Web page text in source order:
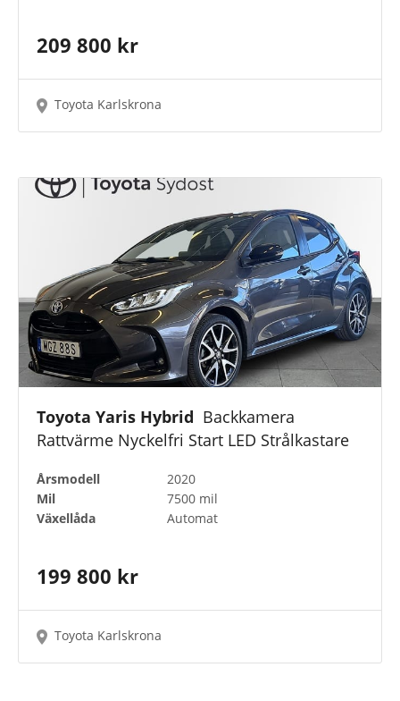
209 800 kr
Toyota Karlskrona
Toyota Yaris Hybrid Backkamera
Rattvärme Nyckelfri Start LED Strålkastare
Årsmodell
2020
Mil
7500 mil
Växellåda
Automat
199 800 kr
Toyota Karlskrona